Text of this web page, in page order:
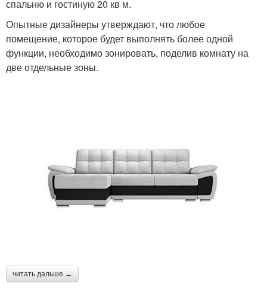
спальню и гостиную 20 кв м.
Опытные дизайнеры утверждают, что любое
помещение, которое будет выполнять более одной
функции, необходимо зонировать, поделив комнату на
две отдельные зоны.
читать дальше →